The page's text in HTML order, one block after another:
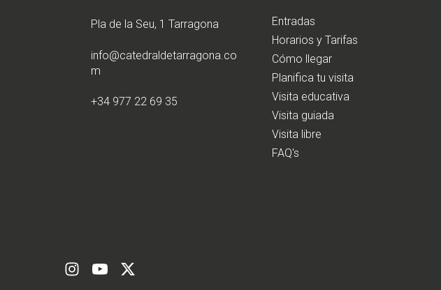
Pla de la Seu, 1 Tarragona
info@catedraldetarragona.co
m
+34 977 22 69 35
Entradas
Horarios y Tarifas
Cómo llegar
Planifica tu visita
Visita educativa
Visita guiada
Visita libre
FAQ's